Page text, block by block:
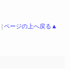
| ページの上へ戻る▲